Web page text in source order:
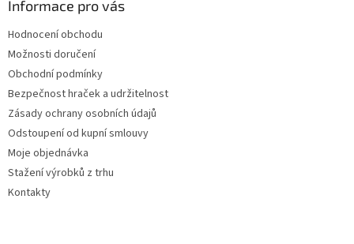
Informace pro vás
Hodnocení obchodu
Možnosti doručení
Obchodní podmínky
Bezpečnost hraček a udržitelnost
Zásady ochrany osobních údajů
Odstoupení od kupní smlouvy
Moje objednávka
Stažení výrobků z trhu
Kontakty